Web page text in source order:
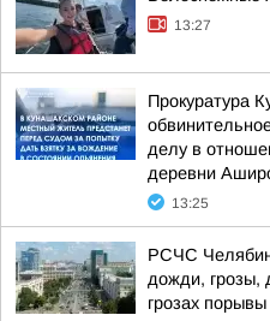
13:27
Прокуратура
делу в
деревни
13:25
РСЧС
дожди, грозы,
грозах